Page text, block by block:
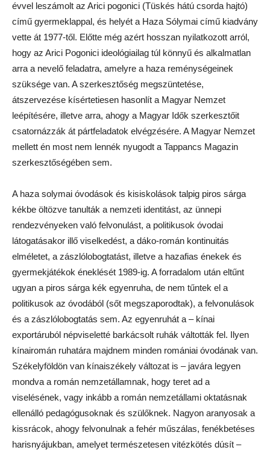
évvel leszámolt az Arici pogonici (Tüskés hátú csorda hajtó)
című gyermeklappal, és helyét a Haza Sólymai című kiadvány
vette át 1977-től. Előtte még azért hosszan nyilatkozott arról,
hogy az Arici Pogonici ideológiailag túl könnyű és alkalmatlan
arra a nevelő feladatra, amelyre a haza reménységeinek
szüksége van. A szerkesztőség megszüntetése,
átszervezése kísértetiesen hasonlít a Magyar Nemzet
leépítésére, illetve arra, ahogy a Magyar Idők szerkesztőit
csatornázzák át pártfeladatok elvégzésére. A Magyar Nemzet
mellett én most nem lennék nyugodt a Tappancs Magazin
szerkesztőségében sem.
A haza solymai óvodások és kisiskolások talpig piros sárga
kékbe öltözve tanulták a nemzeti identitást, az ünnepi
rendezvényeken való felvonulást, a politikusok óvodai
látogatásakor illő viselkedést, a dáko-román kontinuitás
elméletet, a zászlólobogtatást, illetve a hazafias énekek és
gyermekjátékok éneklését 1989-ig. A forradalom után eltűnt
ugyan a piros sárga kék egyenruha, de nem tűntek el a
politikusok az óvodából (sőt megszaporodtak), a felvonulások
és a zászlólobogtatás sem. Az egyenruhát a – kínai
exportáruból népviseletté barkácsolt ruhák váltották fel. Ilyen
kínairomán ruhatára majdnem minden romániai óvodának van.
Székelyföldön van kínaiszékely változat is – javára legyen
mondva a román nemzetállamnak, hogy teret ad a
viselésének, vagy inkább a román nemzetállami oktatásnak
ellenálló pedagógusoknak és szülőknek. Nagyon aranyosak a
kissrácok, ahogy felvonulnak a fehér műszálas, fenékbetéses
harisnyájukban, amelyet természetesen vitézkötés dúsít –